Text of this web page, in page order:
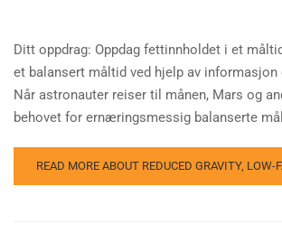
Ditt oppdrag: Oppdag fettinnholdet i et
et balansert måltid ved hjelp av
Når astronauter reiser til månen, Mars og
behovet for ernæringsmessig balanserte
READ MORE ABOUT REDUCED GRAVITY, LOW-